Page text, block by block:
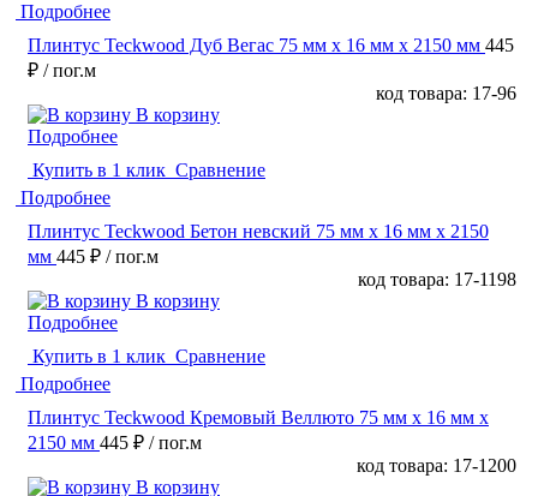
Подробнее
Плинтус Teckwood Дуб Вегас 75 мм х 16 мм х 2150 мм 445
₽ / пог.м
код товара: 17-96
В корзину
Подробнее
Купить в 1 клик Сравнение
Подробнее
Плинтус Teckwood Бетон невский 75 мм х 16 мм х 2150
мм 445 ₽ / пог.м
код товара: 17-1198
В корзину
Подробнее
Купить в 1 клик Сравнение
Подробнее
Плинтус Teckwood Кремовый Веллюто 75 мм х 16 мм х
2150 мм 445 ₽ / пог.м
код товара: 17-1200
В корзину